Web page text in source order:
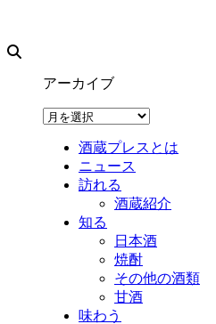
アーカイブ
ア
酒蔵プレスとは
ニュース
訪れる
酒蔵紹介
知る
日本酒
焼酎
その他の酒類
甘酒
味わう